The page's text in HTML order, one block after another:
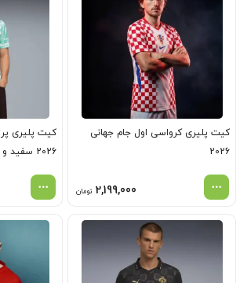
کیت پلیری کرواسی اول جام جهانی
2026
2,199,000 تومان
2026 سفید و سبز